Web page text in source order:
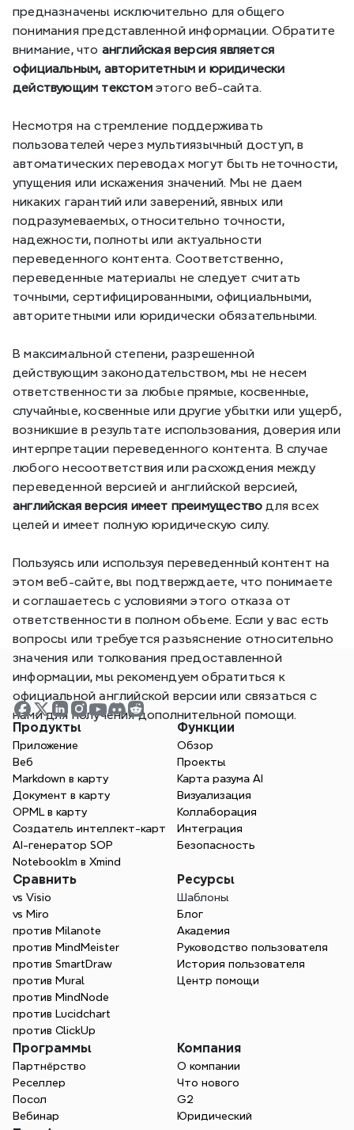
предназначены исключительно для общего
понимания представленной информации. Обратите
внимание, что английская версия является
официальным, авторитетным и юридически
действующим текстом этого веб-сайта.
Несмотря на стремление поддерживать
пользователей через мультиязычный доступ, в
автоматических переводах могут быть неточности,
упущения или искажения значений. Мы не даем
никаких гарантий или заверений, явных или
подразумеваемых, относительно точности,
надежности, полноты или актуальности
переведенного контента. Соответственно,
переведенные материалы не следует считать
точными, сертифицированными, официальными,
авторитетными или юридически обязательными.
В максимальной степени, разрешенной
действующим законодательством, мы не несем
ответственности за любые прямые, косвенные,
случайные, косвенные или другие убытки или ущерб,
возникшие в результате использования, доверия или
интерпретации переведенного контента. В случае
любого несоответствия или расхождения между
английская версия имеет преимущество для всех
целей и имеет полную юридическую силу.
Пользуясь или используя переведенный контент на
этом веб-сайте, вы подтверждаете, что понимаете
и соглашаетесь с условиями этого отказа от
ответственности в полном объеме. Если у вас есть
вопросы или требуется разъяснение относительно
значения или толкования предоставленной
информации, мы рекомендуем обратиться к
официальной английской версии или связаться с
нами для получения дополнительной помощи.
Продукты
Приложение
Веб
Markdown в карту
Документ в карту
OPML в карту
Создатель интеллект-карт
AI-генератор SOP
Notebooklm в Xmind
Функции
Обзор
Проекты
Карта разума AI
Визуализация
Коллаборация
Интеграция
Безопасность
Сравнить
vs Visio
vs Miro
против Milanote
против MindMeister
против SmartDraw
против Mural
против MindNode
против Lucidchart
против ClickUp
Ресурсы
Шаблоны
Блог
Академия
Руководство пользователя
История пользователя
Центр помощи
Программы
Партнёрство
Реселлер
Посол
Вебинар
Компания
О компании
Что нового
G2
Юридический